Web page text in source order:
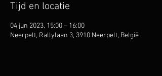
Tijd en locatie
04 jun 2023, 15:00 – 16:00
Neerpelt, Rallylaan 3, 3910 Neerpelt, België